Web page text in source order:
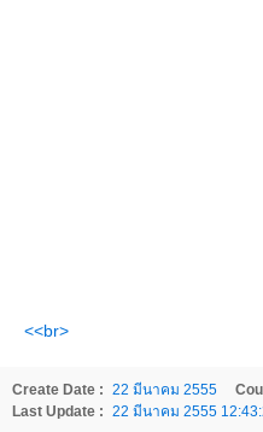
<<br>
Create Date : 22 มีนาคม 2555
Last Update : 22 มีนาคม 2555